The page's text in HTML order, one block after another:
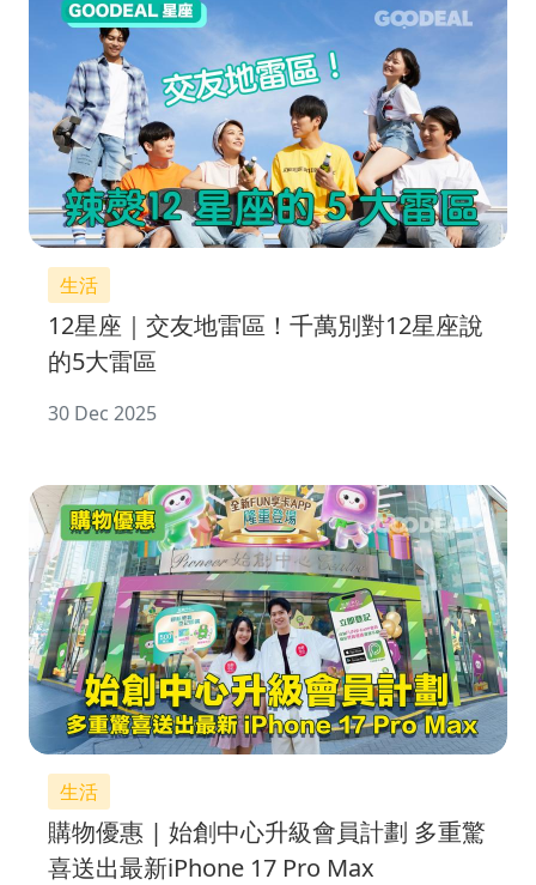
生活
12星座｜交友地雷區！千萬別對12星座說
的5大雷區
30 Dec 2025
生活
購物優惠 | 始創中心升級會員計劃 多重驚
喜送出最新iPhone 17 Pro Max